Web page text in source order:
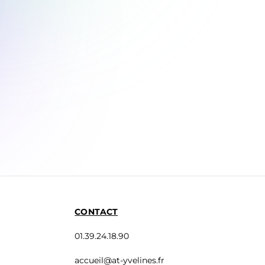
CONTACT
01.39.24.18.90
accueil@at-yvelines.fr